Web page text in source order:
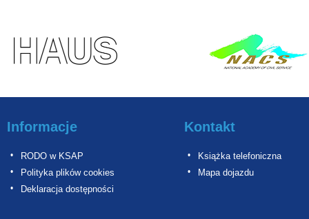
Informacje
RODO w KSAP
Polityka plików cookies
Deklaracja dostępności
Kontakt
Książka telefoniczna
Mapa dojazdu